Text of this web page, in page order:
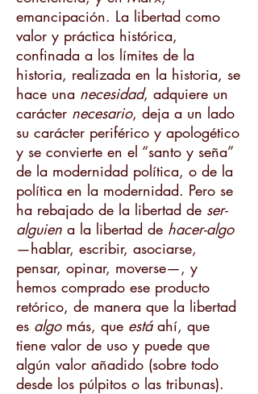
emancipación. La libertad como
valor y práctica histórica,
confinada a los límites de la
historia, realizada en la historia, se
hace una necesidad, adquiere un
carácter necesario, deja a un lado
su carácter periférico y apologético
y se convierte en el “santo y seña”
de la modernidad política, o de la
política en la modernidad. Pero se
ha rebajado de la libertad de ser-
alguien a la libertad de hacer-algo
—hablar, escribir, asociarse,
pensar, opinar, moverse—, y
hemos comprado ese producto
retórico, de manera que la libertad
es algomás, que estáahí, que
tiene valor de uso y puede que
algún valor añadido (sobre todo
desde los púlpitos o las tribunas).